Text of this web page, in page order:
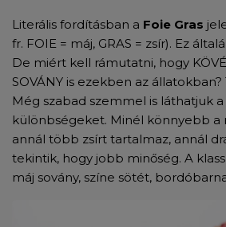
Literális fordításban a Foie Gras
fr. FOIE = máj, GRAS = zsír). Ez
De miért kell rámutatni, hogy
SOVÁNY is ezekben az
Még szabad szemmel is láthatjuk
különbségeket. Minél könnyebb a
annál több zsírt tartalmaz, annál
tekintik, hogy jobb minőség. A
máj sovány, színe sötét,